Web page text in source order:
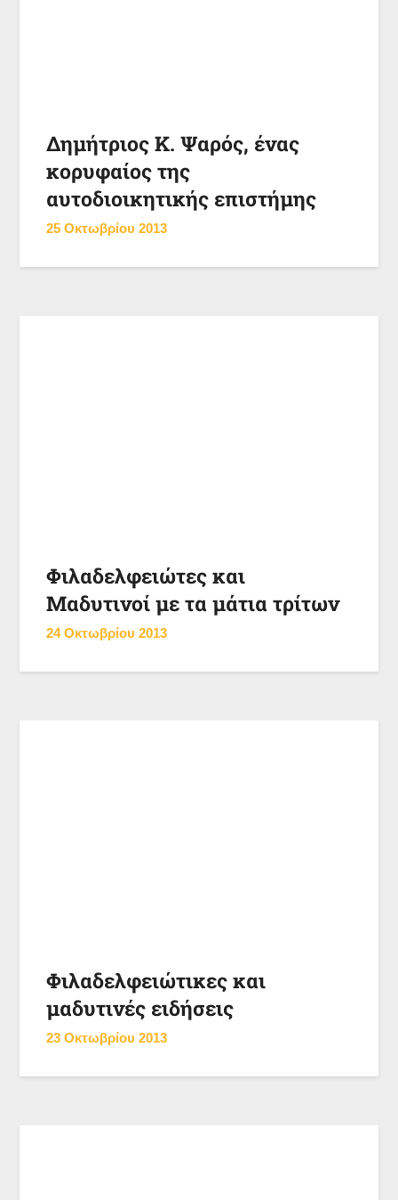
Δημήτριος Κ. Ψαρός, ένας
κορυφαίος της
αυτοδιοικητικής επιστήμης
25 Οκτωβρίου 2013
Φιλαδελφειώτες και
Μαδυτινοί με τα μάτια τρίτων
24 Οκτωβρίου 2013
Φιλαδελφειώτικες και
μαδυτινές ειδήσεις
23 Οκτωβρίου 2013